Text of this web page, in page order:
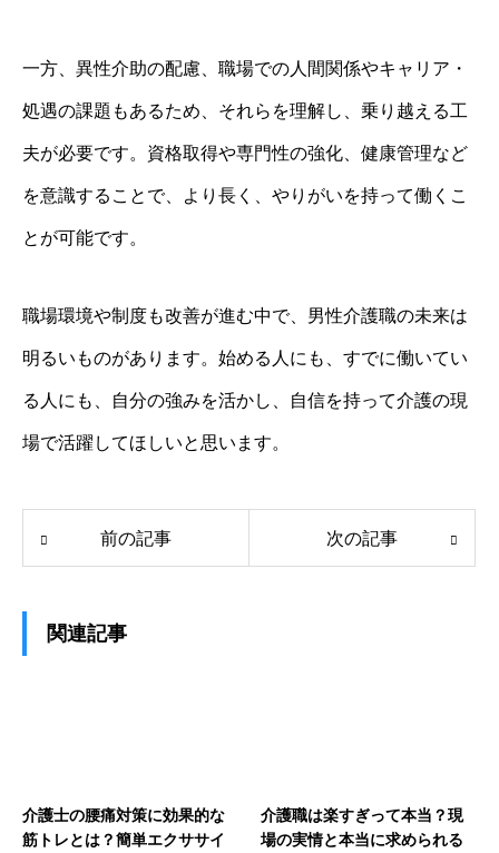
一方、異性介助の配慮、職場での人間関係やキャリア・
処遇の課題もあるため、それらを理解し、乗り越える工
夫が必要です。資格取得や専門性の強化、健康管理など
を意識することで、より長く、やりがいを持って働くこ
とが可能です。
職場環境や制度も改善が進む中で、男性介護職の未来は
明るいものがあります。始める人にも、すでに働いてい
る人にも、自分の強みを活かし、自信を持って介護の現
場で活躍してほしいと思います。
前の記事 次の記事
関連記事
介護士の腰痛対策に効果的な
筋トレとは？簡単エクササイ
介護職は楽すぎって本当？現
場の実情と本当に求められる